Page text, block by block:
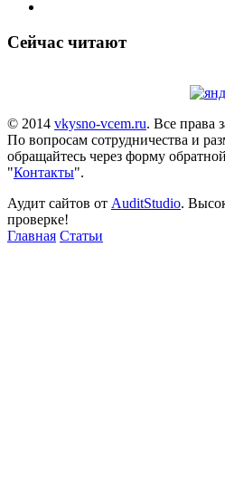
Сейчас читают
© 2014 vkysno-vcem.ru. Все права
По вопросам сотрудничества и
обращайтесь через форму
"Контакты".
Аудит сайтов от AuditStudio.
проверке!
Главная Статьи